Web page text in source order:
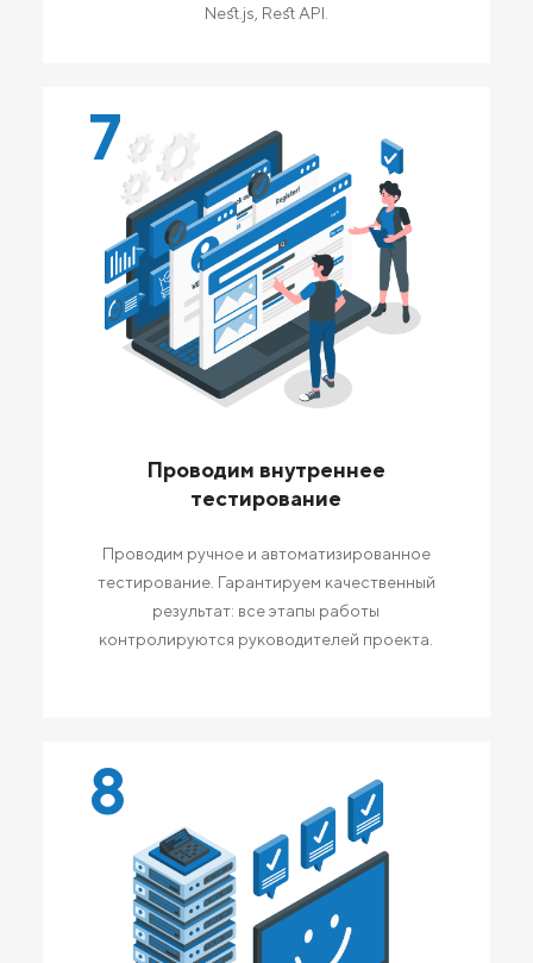
Nest.js, Rest API.
7
Проводим внутреннее
тестирование
Проводим ручное и автоматизированное
тестирование. Гарантируем качественный
результат: все этапы работы
контролируются руководителей проекта.
8